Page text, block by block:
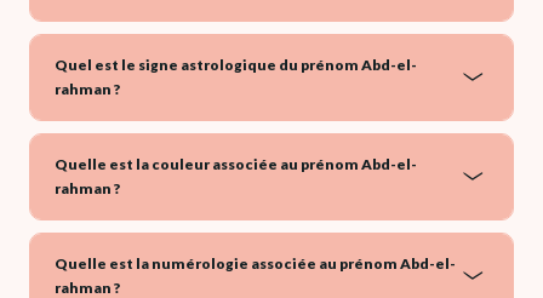
Quel est le signe astrologique du prénom Abd-el-
rahman ?
Quelle est la couleur associée au prénom Abd-el-
rahman ?
Quelle est la numérologie associée au prénom Abd-el-
rahman ?